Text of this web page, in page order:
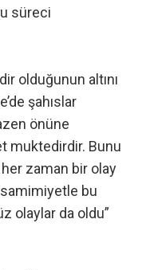
süreci
olduğunun altını
şahıslar
önüne
muktedirdir. Bunu
zaman bir olay
samimiyetle bu
olaylar da oldu”